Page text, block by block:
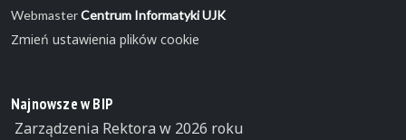
WebmasterCentrum Informatyki UJK
Zmień ustawienia plików cookie
Najnowsze w BIP
Zarządzenia Rektora w 2026 roku